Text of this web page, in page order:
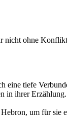
nicht ohne
eine tiefe
in ihrer Erzählung.
um für sie